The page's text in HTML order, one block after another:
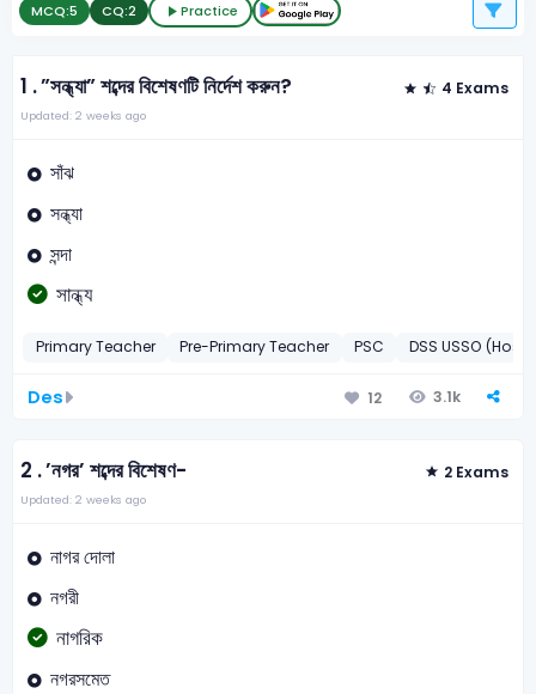
MCQ:5 CQ:2 Practice
1 .”সন্ধ্যা” শব্দের বিশেষণটি নির্দেশ করুন? 4 Exams
Updated: 2 weeks ago
সাঁঝ
সন্ধ্যা
সন্দা
সান্ধ্য
Primary Teacher Pre-Primary Teacher PSC DSS USSO
Des 12 3.1k
2 .’নগর’ শব্দের বিশেষণ- 2 Exams
Updated: 2 weeks ago
নাগর দোলা
নগরী
নাগরিক
নগরসমেত